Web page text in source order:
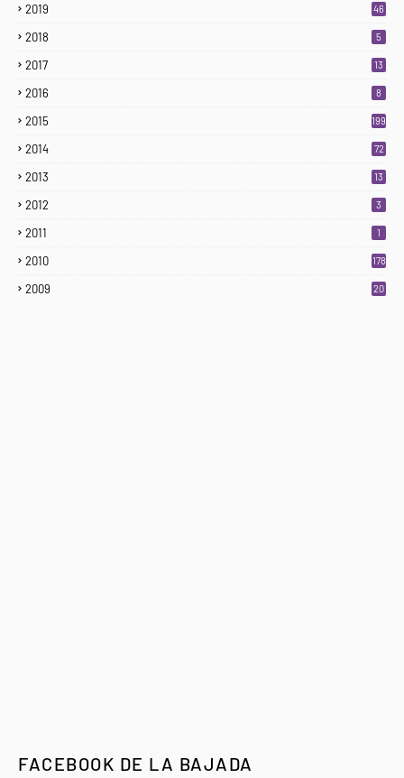
2019 46
2018 5
2017 13
2016 8
2015 199
2014 72
2013 13
2012 3
2011 1
2010 178
2009 20
FACEBOOK DE LA BAJADA